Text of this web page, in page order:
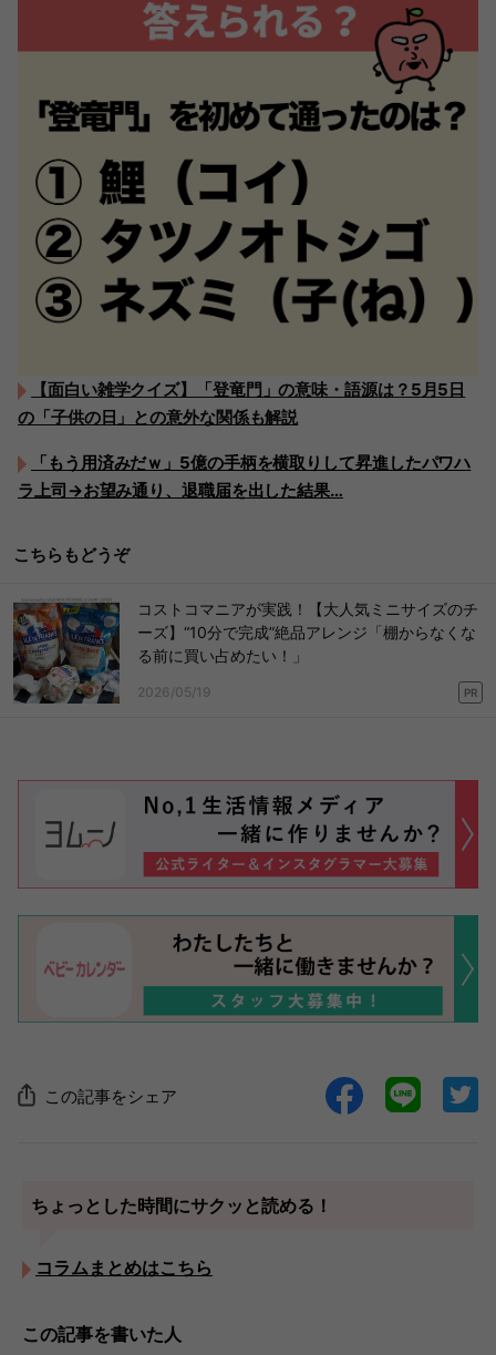
【面白い雑学クイズ】「登竜門」の意味・語源は？5月5日
の「子供の日」との意外な関係も解説
「もう用済みだｗ」5億の手柄を横取りして昇進したパワハ
ラ上司→お望み通り、退職届を出した結果…
こちらもどうぞ
コストコマニアが実践！【大人気ミニサイズのチ
ーズ】“10分で完成”絶品アレンジ「棚からなくな
る前に買い占めたい！」
2026/05/19 PR
この記事をシェア
ちょっとした時間にサクッと読める！
コラムまとめはこちら
この記事を書いた人